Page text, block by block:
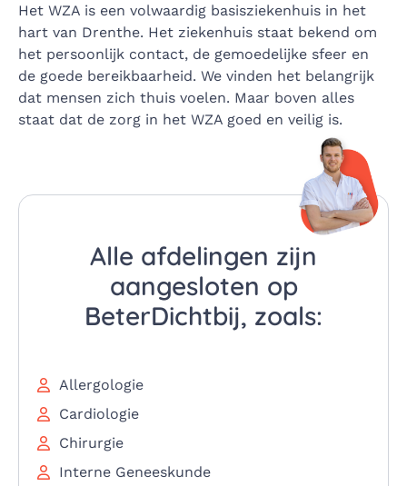
Het WZA is een volwaardig basisziekenhuis in het
hart van Drenthe. Het ziekenhuis staat bekend om
het persoonlijk contact, de gemoedelijke sfeer en
de goede bereikbaarheid. We vinden het belangrijk
dat mensen zich thuis voelen. Maar boven alles
staat dat de zorg in het WZA goed en veilig is.
Alle afdelingen zijn
aangesloten op
BeterDichtbij, zoals:
Allergologie
Cardiologie
Chirurgie
Interne Geneeskunde